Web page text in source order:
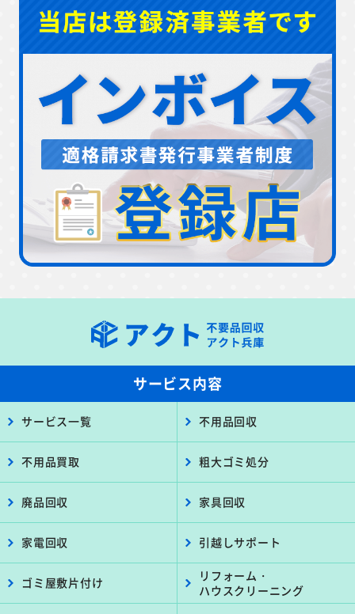
サービス内容
サービス一覧 不用品回収
不用品買取 粗大ゴミ処分
廃品回収 家具回収
家電回収 引越しサポート
ゴミ屋敷片付け
リフォーム・
ハウスクリーニング